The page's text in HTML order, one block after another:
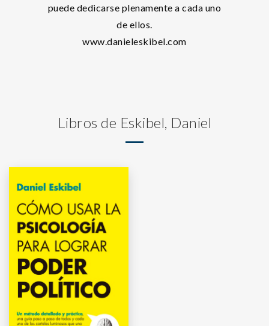
puede dedicarse plenamente a cada uno
de ellos.
www.danieleskibel.com
Libros de Eskibel, Daniel